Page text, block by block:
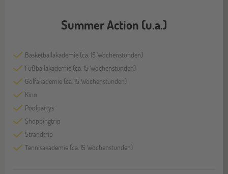
Summer Action (u.a.)
Basketballakademie (ca. 15 Wochenstunden)
Fußballakademie (ca. 15 Wochenstunden)
Golfakademie (ca. 15 Wochenstunden)
Kino
Poolpartys
Shoppingtrip
Strandtrip
Tennisakademie (ca. 15 Wochenstunden)